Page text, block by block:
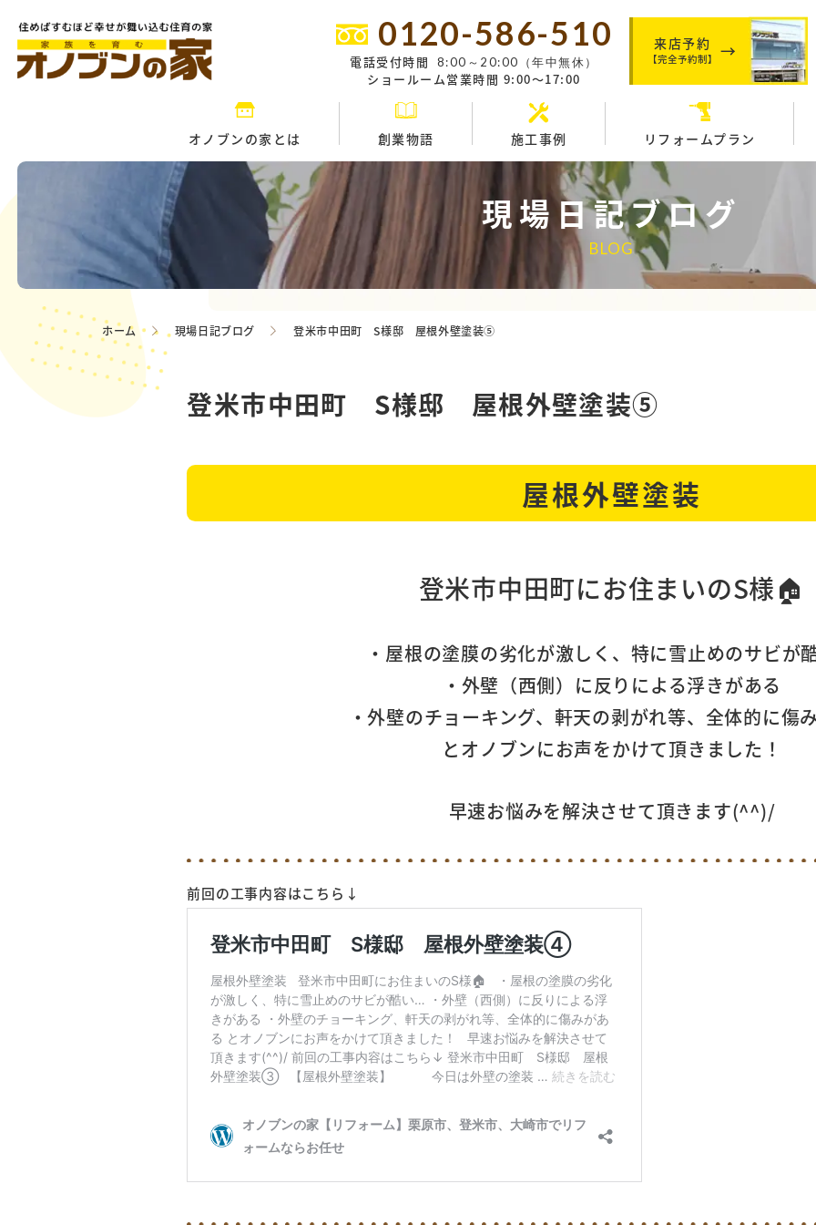
0120-586-510
電話受付時間 8:00～20:00（年中無休）
ショールーム営業時間 9:00～17:00
来店予約
【完全予約制】
オノブンの家とは 創業物語 施工事例 リフォームプラン
現場日記ブログ
BLOG
ホーム 現場日記ブログ 登米市中田町 S様邸 屋根外壁塗装⑤
登米市中田町 S様邸 屋根外壁塗装⑤
屋根外壁塗装
登米市中田町にお住まいのS様🏠
・屋根の塗膜の劣化が激しく、特に雪止めのサビが
・外壁（西側）に反りによる浮きがある
・外壁のチョーキング、軒天の剥がれ等、全体的に傷
とオノブンにお声をかけて頂きました！
早速お悩みを解決させて頂きます(^^)/
前回の工事内容はこちら↓